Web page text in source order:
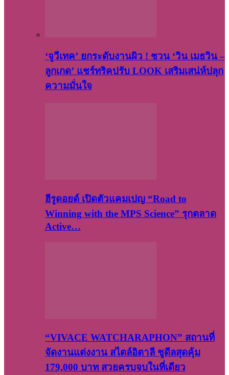
‘จูวีเทค’ ยกระดับงานผิว ! ชวน ‘วิน เมธวิน –
ลูกเกด’ แชร์ทริคปรับ LOOK เสริมเสน่ห์ปลุก
ความมั่นใจ
ฮีรูดอยด์ เปิดตัวแคมเปญ “Road to
Winning with the MPS Science” รุกตลาด
Active…
“VIVACE WATCHARAPHON” สถานที่
จัดงานแต่งงาน สไตล์อิตาลี ชูดีลสุดคุ้ม
179,000 บาท สวยครบจบในที่เดียว